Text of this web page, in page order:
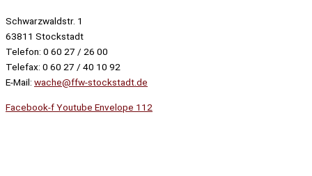
Schwarzwaldstr. 1
63811 Stockstadt
Telefon: 0 60 27 / 26 00
Telefax: 0 60 27 / 40 10 92
E-Mail: wache@ffw-stockstadt.de
Facebook-fYoutube Envelope 112